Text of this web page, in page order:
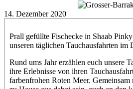
14. Dezember 2020
Prall gefüllte Fischecke in Shaab
unseren täglichen Tauchausfahrten im
Rund ums Jahr erzählen euch unsere
ihre Erlebnisse von ihren
farbenfrohen Roten Meer.